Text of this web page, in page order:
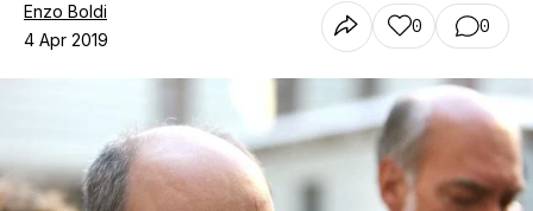
Contatti
Enzo Boldi
4 Apr 2019
0 0